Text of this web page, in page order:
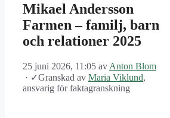
Mikael Andersson
Farmen – familj, barn
och relationer 2025
25 juni 2026, 11:05 av Anton Blom
· ✓Granskad av Maria Viklund,
ansvarig för faktagranskning